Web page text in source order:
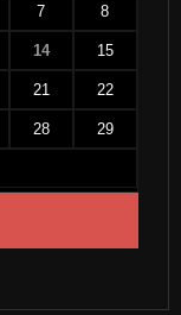
7 8
14 15
21 22
28 29